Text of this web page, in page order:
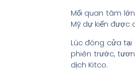
Mối quan tâm
Mỹ dự kiến được
Lúc đóng cửa tại
phiên trước,
dịch Kitco.